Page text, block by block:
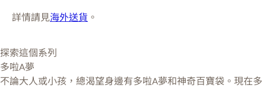
詳情請見海外送貨 。
探索這個系列
多啦A夢
不論大人或小孩，總渴望身邊有多啦A夢和神奇百寶袋。現在多